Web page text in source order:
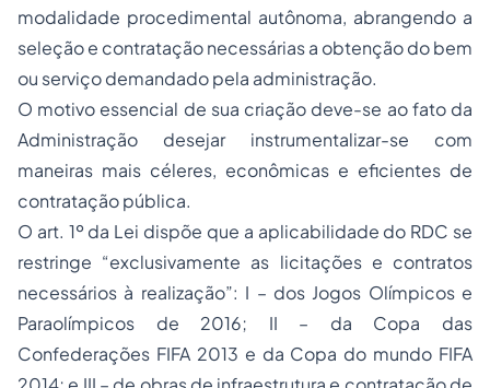
modalidade procedimental autônoma, abrangendo a
seleção e contratação necessárias a obtenção do bem
ou serviço demandado pela administração.
O motivo essencial de sua criação deve-se ao fato da
Administração desejar instrumentalizar-se com
maneiras mais céleres, econômicas e eficientes de
contratação pública.
O art. 1º da Lei dispõe que a aplicabilidade do RDC se
restringe “exclusivamente as licitações e contratos
necessários à realização”: I – dos Jogos Olímpicos e
Paraolímpicos de 2016; II – da Copa das
Confederações FIFA 2013 e da Copa do mundo FIFA